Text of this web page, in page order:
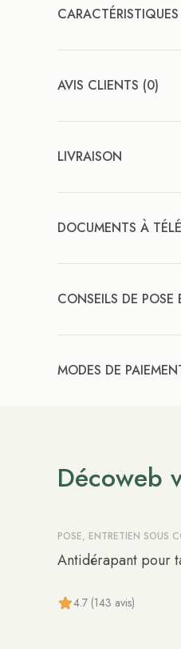
AVIS CLIENTS (0)
LIVRAISON
DOCUMENTS À
CONSEILS DE POSE
MODES DE
Décoweb
POSE, ENTRETIEN SOUS
Antidérapant pour
4.7 (143 avis)